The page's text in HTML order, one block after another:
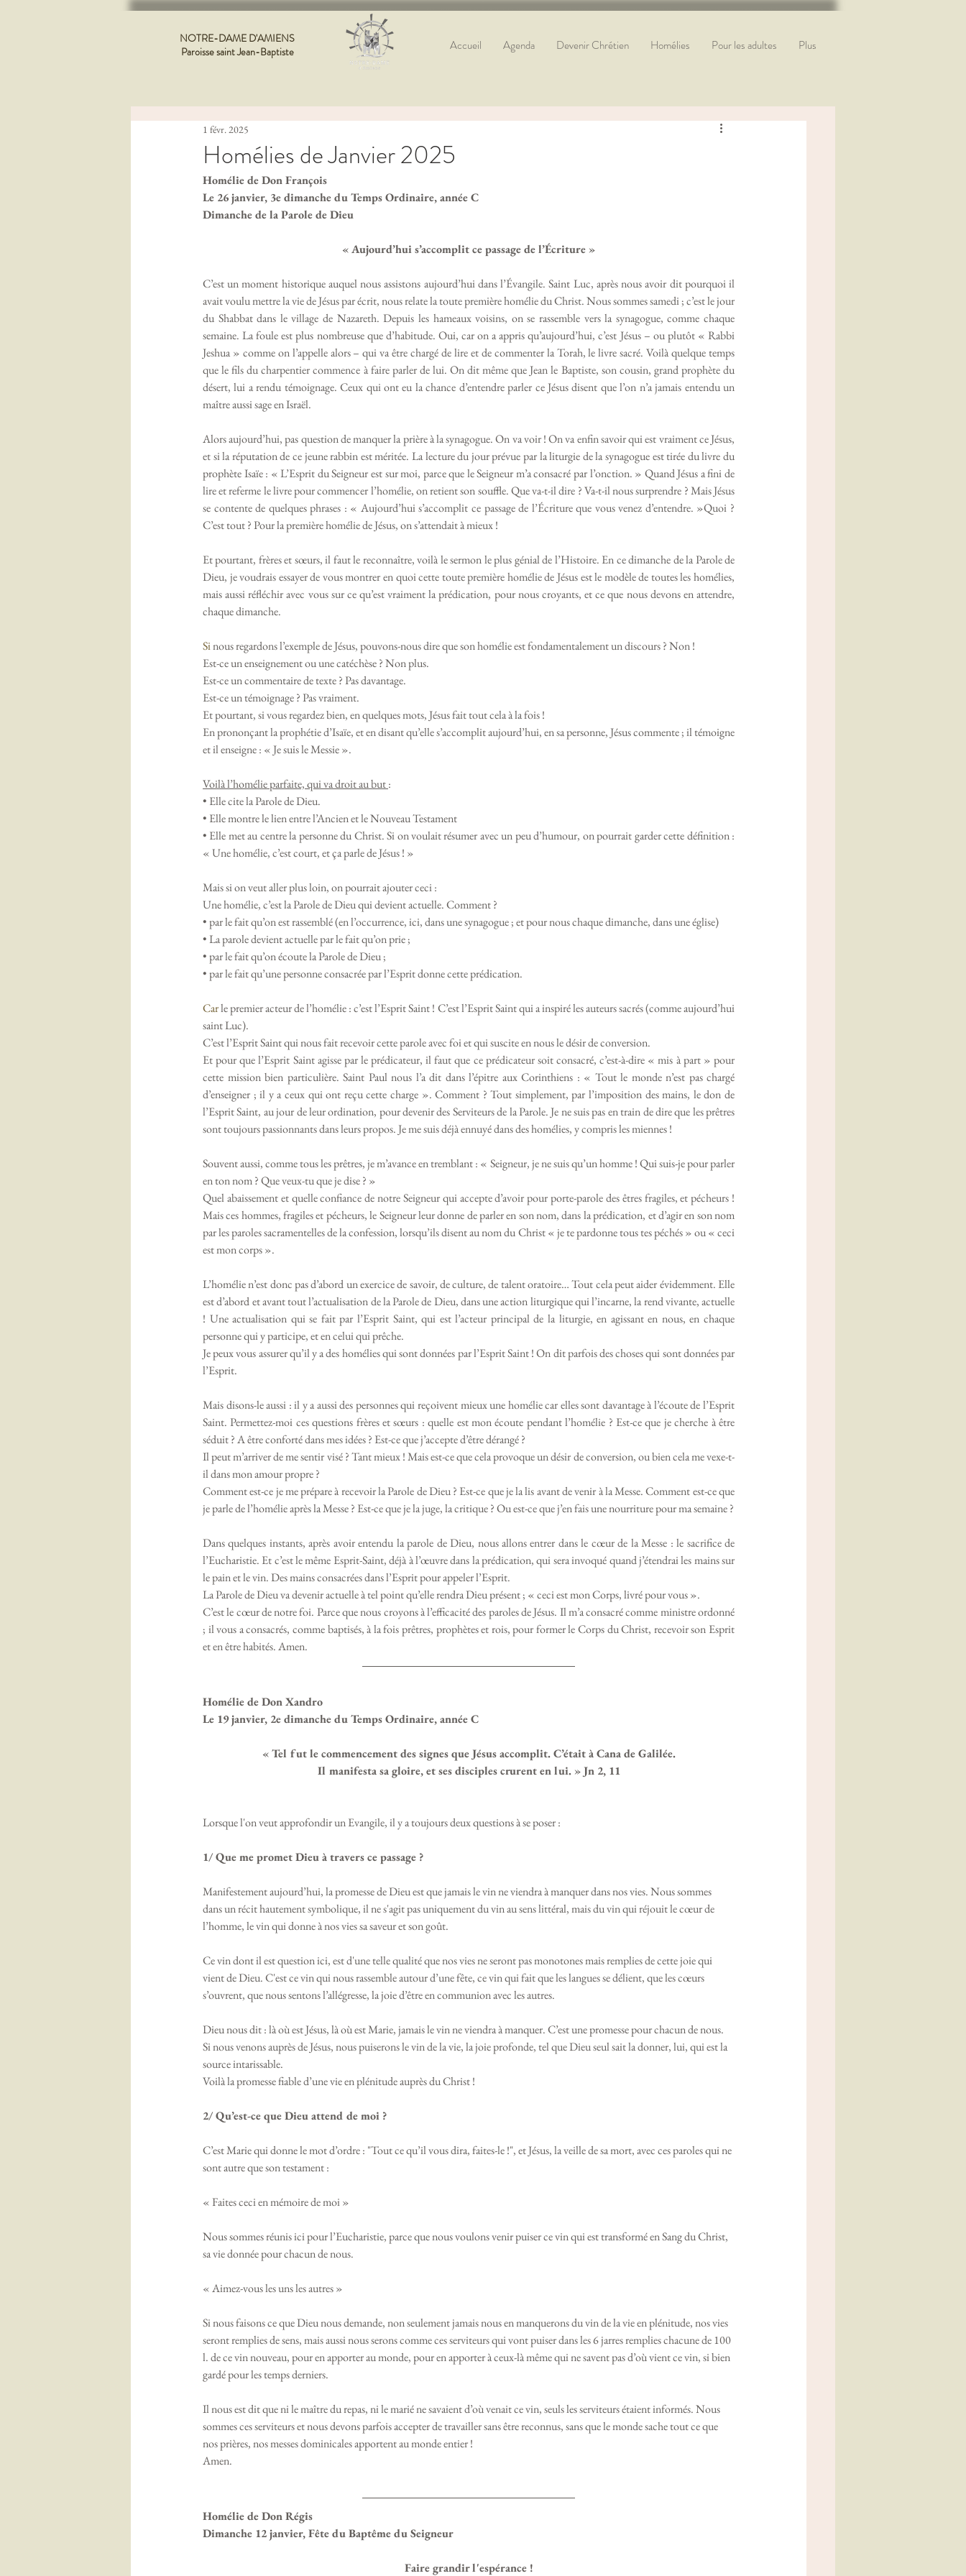
NOTRE-DAME D'AMIENS
Paroisse saint Jean-Baptiste
Accueil Agenda Devenir Chrétien Homélies Pour les adultes Plus
Homélies de Janvier 2025
1 févr. 2025
Homélie de Don François
Le 26 janvier, 3e dimanche du Temps Ordinaire, année C
Dimanche de la Parole de Dieu
« Aujourd’hui s’accomplit ce passage de l’Écriture »
C’est un moment historique auquel nous assistons aujourd’hui dans l’Évangile. Saint Luc, après nous avoir dit pourquoi il
avait voulu mettre la vie de Jésus par écrit, nous relate la toute première homélie du Christ. Nous sommes samedi ; c’est le jour
du Shabbat dans le village de Nazareth. Depuis les hameaux voisins, on se rassemble vers la synagogue, comme chaque
semaine. La foule est plus nombreuse que d’habitude. Oui, car on a appris qu’aujourd’hui, c’est Jésus – ou plutôt « Rabbi
Jeshua » comme on l’appelle alors – qui va être chargé de lire et de commenter la Torah, le livre sacré. Voilà quelque temps
que le fils du charpentier commence à faire parler de lui. On dit même que Jean le Baptiste, son cousin, grand prophète du
désert, lui a rendu témoignage. Ceux qui ont eu la chance d’entendre parler ce Jésus disent que l’on n’a jamais entendu un
maître aussi sage en Israël.
Alors aujourd’hui, pas question de manquer la prière à la synagogue. On va voir ! On va enfin savoir qui est vraiment ce Jésus,
et si la réputation de ce jeune rabbin est méritée. La lecture du jour prévue par la liturgie de la synagogue est tirée du livre du
prophète Isaïe : « L’Esprit du Seigneur est sur moi, parce que le Seigneur m’a consacré par l’onction. » Quand Jésus a fini de
lire et referme le livre pour commencer l’homélie, on retient son souffle. Que va-t-il dire ? Va-t-il nous surprendre ? Mais Jésus
se contente de quelques phrases : « Aujourd’hui s’accomplit ce passage de l’Écriture que vous venez d’entendre. »Quoi ?
C’est tout ? Pour la première homélie de Jésus, on s’attendait à mieux !
Et pourtant, frères et sœurs, il faut le reconnaître, voilà le sermon le plus génial de l’Histoire. En ce dimanche de la Parole de
Dieu, je voudrais essayer de vous montrer en quoi cette toute première homélie de Jésus est le modèle de toutes les homélies,
mais aussi réfléchir avec vous sur ce qu’est vraiment la prédication, pour nous croyants, et ce que nous devons en attendre,
chaque dimanche.
Si nous regardons l’exemple de Jésus, pouvons-nous dire que son homélie est fondamentalement un discours ? Non !
Est-ce un enseignement ou une catéchèse ? Non plus.
Est-ce un commentaire de texte ? Pas davantage.
Est-ce un témoignage ? Pas vraiment.
Et pourtant, si vous regardez bien, en quelques mots, Jésus fait tout cela à la fois !
En prononçant la prophétie d’Isaïe, et en disant qu’elle s’accomplit aujourd’hui, en sa personne, Jésus commente ; il témoigne
et il enseigne : « Je suis le Messie ».
Voilà l’homélie parfaite, qui va droit au but :
• Elle cite la Parole de Dieu.
• Elle montre le lien entre l’Ancien et le Nouveau Testament
• Elle met au centre la personne du Christ. Si on voulait résumer avec un peu d’humour, on pourrait garder cette définition :
« Une homélie, c’est court, et ça parle de Jésus ! »
Mais si on veut aller plus loin, on pourrait ajouter ceci :
Une homélie, c’est la Parole de Dieu qui devient actuelle. Comment ?
• par le fait qu’on est rassemblé (en l’occurrence, ici, dans une synagogue ; et pour nous chaque dimanche, dans une église)
• La parole devient actuelle par le fait qu’on prie ;
• par le fait qu’on écoute la Parole de Dieu ;
• par le fait qu’une personne consacrée par l’Esprit donne cette prédication.
Car le premier acteur de l’homélie : c’est l’Esprit Saint ! C’est l’Esprit Saint qui a inspiré les auteurs sacrés (comme aujourd’hui
saint Luc).
C’est l’Esprit Saint qui nous fait recevoir cette parole avec foi et qui suscite en nous le désir de conversion.
Et pour que l’Esprit Saint agisse par le prédicateur, il faut que ce prédicateur soit consacré, c’est-à-dire « mis à part » pour
cette mission bien particulière. Saint Paul nous l’a dit dans l’épitre aux Corinthiens : « Tout le monde n’est pas chargé
d’enseigner ; il y a ceux qui ont reçu cette charge ». Comment ? Tout simplement, par l’imposition des mains, le don de
l’Esprit Saint, au jour de leur ordination, pour devenir des Serviteurs de la Parole. Je ne suis pas en train de dire que les prêtres
sont toujours passionnants dans leurs propos. Je me suis déjà ennuyé dans des homélies, y compris les miennes !
Souvent aussi, comme tous les prêtres, je m’avance en tremblant : « Seigneur, je ne suis qu’un homme ! Qui suis-je pour parler
en ton nom ? Que veux-tu que je dise ? »
Quel abaissement et quelle confiance de notre Seigneur qui accepte d’avoir pour porte-parole des êtres fragiles, et pécheurs !
Mais ces hommes, fragiles et pécheurs, le Seigneur leur donne de parler en son nom, dans la prédication, et d’agir en son nom
par les paroles sacramentelles de la confession, lorsqu’ils disent au nom du Christ « je te pardonne tous tes péchés » ou « ceci
est mon corps ».
L’homélie n’est donc pas d’abord un exercice de savoir, de culture, de talent oratoire… Tout cela peut aider évidemment. Elle
est d’abord et avant tout l’actualisation de la Parole de Dieu, dans une action liturgique qui l’incarne, la rend vivante, actuelle
! Une actualisation qui se fait par l’Esprit Saint, qui est l’acteur principal de la liturgie, en agissant en nous, en chaque
personne qui y participe, et en celui qui prêche.
Je peux vous assurer qu’il y a des homélies qui sont données par l’Esprit Saint ! On dit parfois des choses qui sont données par
l’Esprit.
Mais disons-le aussi : il y a aussi des personnes qui reçoivent mieux une homélie car elles sont davantage à l’écoute de l’Esprit
Saint. Permettez-moi ces questions frères et sœurs : quelle est mon écoute pendant l’homélie ? Est-ce que je cherche à être
séduit ? A être conforté dans mes idées ? Est-ce que j’accepte d’être dérangé ?
Il peut m’arriver de me sentir visé ? Tant mieux ! Mais est-ce que cela provoque un désir de conversion, ou bien cela me vexe-t-
il dans mon amour propre ?
Comment est-ce je me prépare à recevoir la Parole de Dieu ? Est-ce que je la lis avant de venir à la Messe. Comment est-ce que
je parle de l’homélie après la Messe ? Est-ce que je la juge, la critique ? Ou est-ce que j’en fais une nourriture pour ma semaine ?
Dans quelques instants, après avoir entendu la parole de Dieu, nous allons entrer dans le cœur de la Messe : le sacrifice de
l’Eucharistie. Et c’est le même Esprit-Saint, déjà à l’œuvre dans la prédication, qui sera invoqué quand j’étendrai les mains sur
le pain et le vin. Des mains consacrées dans l’Esprit pour appeler l’Esprit.
La Parole de Dieu va devenir actuelle à tel point qu’elle rendra Dieu présent ; « ceci est mon Corps, livré pour vous ».
C’est le cœur de notre foi. Parce que nous croyons à l’efficacité des paroles de Jésus. Il m’a consacré comme ministre ordonné
; il vous a consacrés, comme baptisés, à la fois prêtres, prophètes et rois, pour former le Corps du Christ, recevoir son Esprit
et en être habités. Amen.
Homélie de Don Xandro
Le 19 janvier, 2e dimanche du Temps Ordinaire, année C
« Tel fut le commencement des signes que Jésus accomplit. C’était à Cana de Galilée.
Il manifesta sa gloire, et ses disciples crurent en lui. » Jn 2, 11
Lorsque l'on veut approfondir un Evangile, il y a toujours deux questions à se poser :
1/ Que me promet Dieu à travers ce passage ?
Manifestement aujourd’hui, la promesse de Dieu est que jamais le vin ne viendra à manquer dans nos vies. Nous sommes
dans un récit hautement symbolique, il ne s'agit pas uniquement du vin au sens littéral, mais du vin qui réjouit le cœur de
l’homme, le vin qui donne à nos vies sa saveur et son goût.
Ce vin dont il est question ici, est d'une telle qualité que nos vies ne seront pas monotones mais remplies de cette joie qui
vient de Dieu. C'est ce vin qui nous rassemble autour d’une fête, ce vin qui fait que les langues se délient, que les cœurs
s’ouvrent, que nous sentons l’allégresse, la joie d’être en communion avec les autres.
Dieu nous dit : là où est Jésus, là où est Marie, jamais le vin ne viendra à manquer. C’est une promesse pour chacun de nous.
Si nous venons auprès de Jésus, nous puiserons le vin de la vie, la joie profonde, tel que Dieu seul sait la donner, lui, qui est la
source intarissable.
Voilà la promesse fiable d’une vie en plénitude auprès du Christ !
2/ Qu’est-ce que Dieu attend de moi ?
C’est Marie qui donne le mot d’ordre : "Tout ce qu’il vous dira, faites-le !", et Jésus, la veille de sa mort, avec ces paroles qui ne
sont autre que son testament :
« Faites ceci en mémoire de moi »
Nous sommes réunis ici pour l’Eucharistie, parce que nous voulons venir puiser ce vin qui est transformé en Sang du Christ,
sa vie donnée pour chacun de nous.
« Aimez-vous les uns les autres »
Si nous faisons ce que Dieu nous demande, non seulement jamais nous en manquerons du vin de la vie en plénitude, nos vies
seront remplies de sens, mais aussi nous serons comme ces serviteurs qui vont puiser dans les 6 jarres remplies chacune de 100
l. de ce vin nouveau, pour en apporter au monde, pour en apporter à ceux-là même qui ne savent pas d’où vient ce vin, si bien
gardé pour les temps derniers.
Il nous est dit que ni le maître du repas, ni le marié ne savaient d’où venait ce vin, seuls les serviteurs étaient informés. Nous
sommes ces serviteurs et nous devons parfois accepter de travailler sans être reconnus, sans que le monde sache tout ce que
nos prières, nos messes dominicales apportent au monde entier !
Amen.
Homélie de Don Régis
Dimanche 12 janvier, Fête du Baptême du Seigneur
Faire grandir l'espérance !